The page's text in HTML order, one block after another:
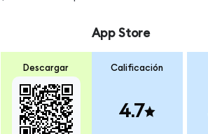
Descargar
App Store
Calificación
4.7